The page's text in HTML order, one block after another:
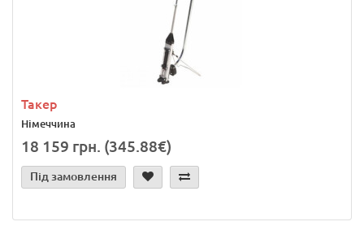
Такер
Німеччина
18 159 грн. (345.88€)
Під замовлення